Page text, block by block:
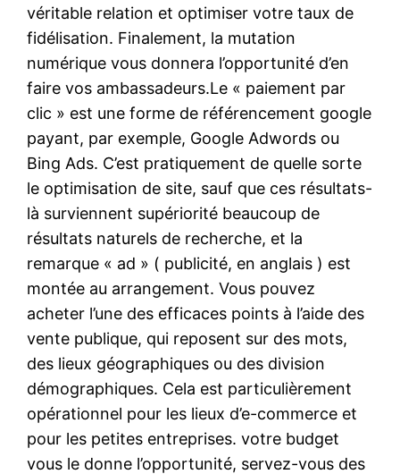
véritable relation et optimiser votre taux de
fidélisation. Finalement, la mutation
numérique vous donnera l’opportunité d’en
faire vos ambassadeurs.Le « paiement par
clic » est une forme de référencement google
payant, par exemple, Google Adwords ou
Bing Ads. C’est pratiquement de quelle sorte
le optimisation de site, sauf que ces résultats-
là surviennent supériorité beaucoup de
résultats naturels de recherche, et la
remarque « ad » ( publicité, en anglais ) est
montée au arrangement. Vous pouvez
acheter l’une des efficaces points à l’aide des
vente publique, qui reposent sur des mots,
des lieux géographiques ou des division
démographiques. Cela est particulièrement
opérationnel pour les lieux d’e-commerce et
pour les petites entreprises. votre budget
vous le donne l’opportunité, servez-vous des